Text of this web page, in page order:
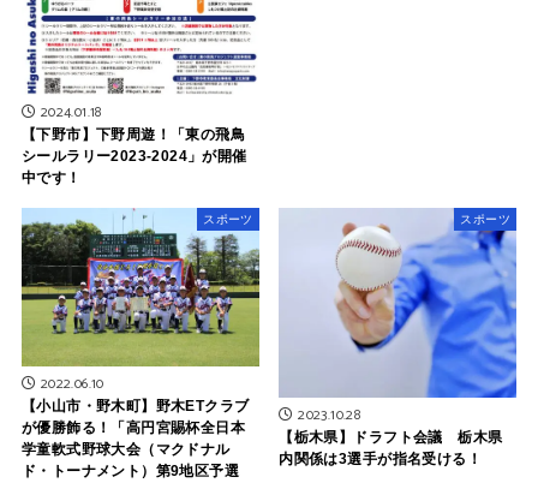
2024.01.18
【下野市】下野周遊！「東の飛鳥
シールラリー2023-2024」が開催
中です！
スポーツ
2022.06.10
【小山市・野木町】野木ETクラブ
が優勝飾る！「高円宮賜杯全日本
学童軟式野球大会（マクドナル
ド・トーナメント）第9地区予選
スポーツ
2023.10.28
【栃木県】ドラフト会議 栃木県
内関係は3選手が指名受ける！